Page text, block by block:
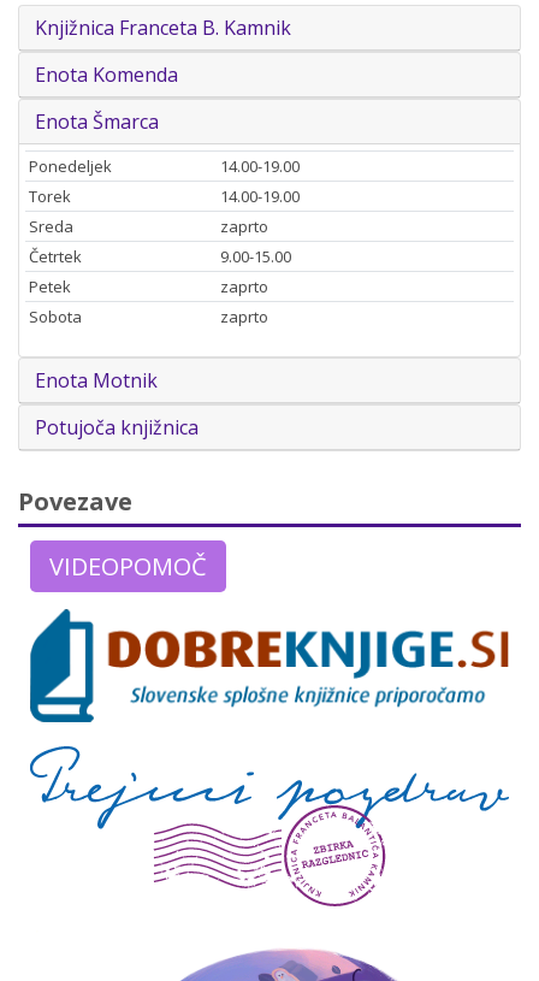
Knjižnica Franceta B. Kamnik
Enota Komenda
Enota Šmarca
Ponedeljek
14.00-19.00
Torek
14.00-19.00
Sreda
zaprto
Četrtek
9.00-15.00
Petek
zaprto
Sobota
zaprto
Enota Motnik
Potujoča knjižnica
Povezave
VIDEOPOMOČ